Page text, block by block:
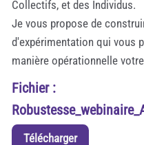
Collectifs, et des Individus.
Je vous propose de
d'expérimentation qui vous
manière opérationnelle
Fichier :
Télécharger